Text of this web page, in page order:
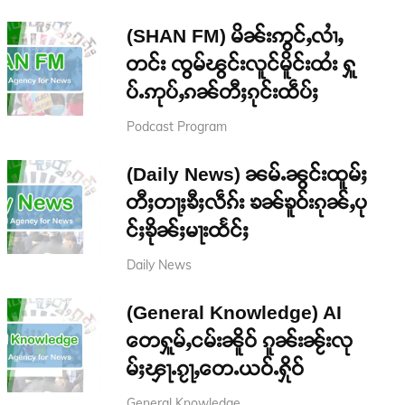
(SHAN FM) မိၼ်းဢွင်ႇလၢႆႇ
တင်း ၸွမ်ၽွင်းလူင်မိူင်းထႆး ႁူ
ပ်ႉဢုပ်ႇၵၼ်တီႈၵုင်းထဵပ်ႈ
Podcast Program
(Daily News) ၼမ်ႉၼွင်းထူမ်ႈ
တီႈတႃႈၶီႈလဵၵ်း ၶၼ်ၶူဝ်းၵုၼ်ႇပု
င်ႈၶိုၼ်ႈမႃးထႅင်ႈ
Daily News
(General Knowledge) AI
တေႁူမ်ႇငမ်းၼိူဝ် ၵူၼ်းၼႂ်းလု
မ်ႈၾႃႉၵႂႃႇတေႉယဝ်ႉႁိုဝ်